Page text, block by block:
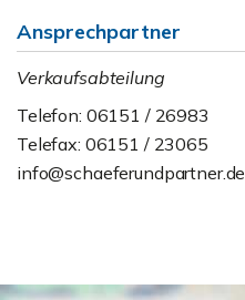
Ansprechpartner
Verkaufsabteilung
Telefon: 06151 / 26983
Telefax: 06151 / 23065
info@schaeferundpartner.de